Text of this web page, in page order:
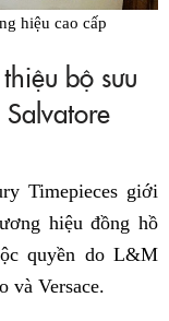
hiệu cao cấp
bộ sưu
Timepieces giới
hiệu đồng hồ
quyền do L&M
và Versace.